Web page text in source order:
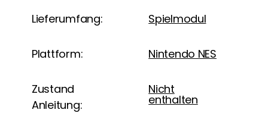
Lieferumfang: Spielmodul
Plattform: Nintendo NES
Zustand
Anleitung:
Nicht
enthalten